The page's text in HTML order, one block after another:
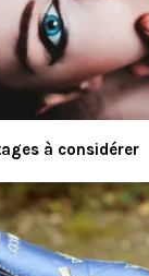
à considérer